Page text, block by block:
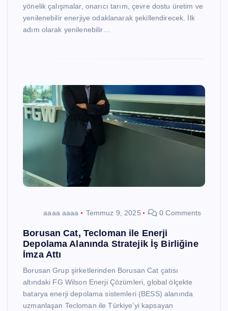
yönelik çalışmalar, onarıcı tarım, çevre dostu üretim ve
yenilenebilir enerjiye odaklanarak şekillendirecek. İlk
adım olarak yenilenebilir…
aaaa aaaa Temmuz 9, 2025 0 Comments
Borusan Cat, Tecloman ile Enerji
Depolama Alanında Stratejik İş Birliğine
İmza Attı
Borusan Grup şirketlerinden Borusan Cat çatısı
altındaki FG Wilson Enerji Çözümleri, global ölçekte
batarya enerji depolama sistemleri (BESS) alanında
uzmanlaşan Tecloman ile Türkiye’yi kapsayan